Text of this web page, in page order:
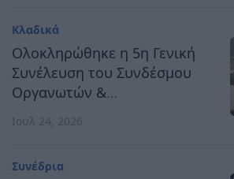
ιατρική
ΕΟΠΥΥ
Κλαδικά
Ολοκληρώθηκε η 5η Γενική
Συνέλευση του Συνδέσμου
Οργανωτών &
Κατασκευαστών Εκθέσεων
Ελλάδος
Ιουλ 24, 2026
Συνέδρια